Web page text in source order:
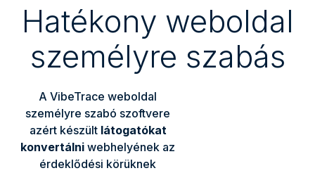
Hatékony weboldal
személyre szabás
A VibeTrace weboldal
személyre szabó szoftvere
azért készült látogatókat
konvertálni webhelyének az
érdeklődési körüknek